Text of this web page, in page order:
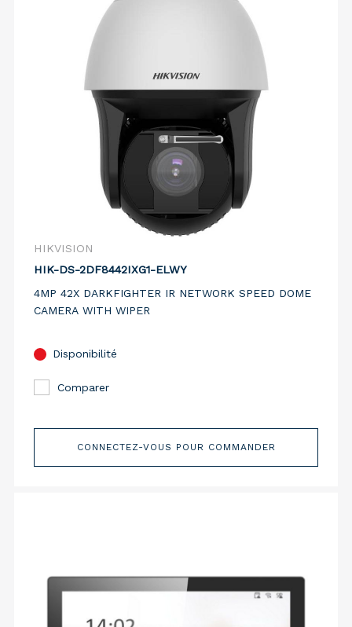
HIKVISION
HIK-DS-2DF8442IXG1-ELWY
4MP 42X DARKFIGHTER IR NETWORK SPEED DOME
CAMERA WITH WIPER
Disponibilité
Comparer
CONNECTEZ-VOUS POUR COMMANDER